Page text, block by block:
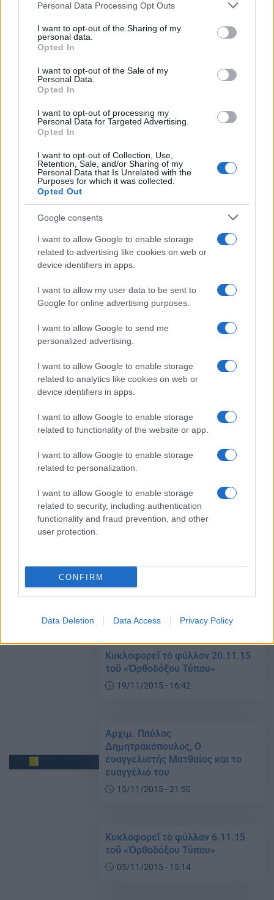
Please note that this website/app uses one or more Google
not limited to your visit or usage behaviour. You may click to
grant or deny consent to Google and its third-party tags to
use your data for below specified purposes in below Google
consent section.
Personal Data Processing Opt Outs
I want to opt-out of the Sharing of my
personal data.
Opted In
I want to opt-out of the Sale of my
Personal Data.
Opted In
I want to opt-out of processing my
Personal Data for Targeted Advertising.
Opted In
I want to opt-out of Collection, Use,
Retention, Sale, and/or Sharing of my
Personal Data that Is Unrelated with the
Purposes for which it was collected.
Opted Out
Google consents
I want to allow Google to enable storage
related to advertising like cookies on web or
device identifiers in apps.
I want to allow my user data to be sent to
Google for online advertising purposes.
I want to allow Google to send me
personalized advertising.
I want to allow Google to enable storage
related to analytics like cookies on web or
device identifiers in apps.
I want to allow Google to enable storage
related to functionality of the website or app.
I want to allow Google to enable storage
related to personalization.
I want to allow Google to enable storage
related to security, including authentication
functionality and fraud prevention, and other
user protection.
CONFIRM
Data Deletion Data Access Privacy Policy
τους στα προσφυγόπουλα
Δημητρακοπούλου, Το
διαθρησκειακό άνοιγμα της
Ορθοδοξίας στη θεματολογία της
Συνεργασία με τη UNICEF για τα
Ημερίδα κατά του σχολικού
εκφοβισμού στο Υπουργείο
07/03/2016 - 18:59
Στον “αέρα” το 70 – 80% των
Ανατολική Αττική
05/01/2016 - 23:00
πρωτόκλητος
30/11/2015 - 22:10
Κυκλοφορεῖ τὸ φύλλον 20.11.15
τοῦ «Ὀρθοδόξου Τύπου»
19/11/2015 - 16:42
Αρχιμ. Παύλος
Δημητρακόπουλος, Ο
ευαγγελιστής Ματθαίος και το
ευαγγέλιό του
15/11/2015 - 21:50
Κυκλοφορεῖ τὸ φύλλον 6.11.15
τοῦ «Ὀρθοδόξου Τύπου»
05/11/2015 - 15:14